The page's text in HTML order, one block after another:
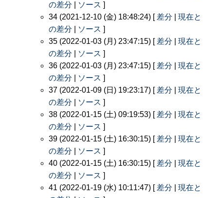
の差分
ソース ]
34 (2021-12-10 (金) 18:48:24) [ 差分
現在と
の差分
ソース ]
35 (2022-01-03 (月) 23:47:15) [ 差分
現在と
の差分
ソース ]
36 (2022-01-03 (月) 23:47:15) [ 差分
現在と
の差分
ソース ]
37 (2022-01-09 (日) 19:23:17) [ 差分
現在と
の差分
ソース ]
38 (2022-01-15 (土) 09:19:53) [ 差分
現在と
の差分
ソース ]
39 (2022-01-15 (土) 16:30:15) [ 差分
現在と
の差分
ソース ]
40 (2022-01-15 (土) 16:30:15) [ 差分
現在と
の差分
ソース ]
41 (2022-01-19 (水) 10:11:47) [ 差分
現在と